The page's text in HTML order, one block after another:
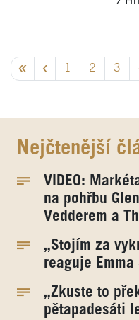
1 2 3
Nejčtenější
VIDEO:
na pohřbu
Vedderem a
„Stojím za
reaguje Emma
„Zkuste to
pětapadesáti